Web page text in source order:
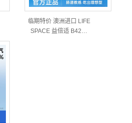
临期特价 澳洲进口 LIFE
SPACE 益倍适 B42…